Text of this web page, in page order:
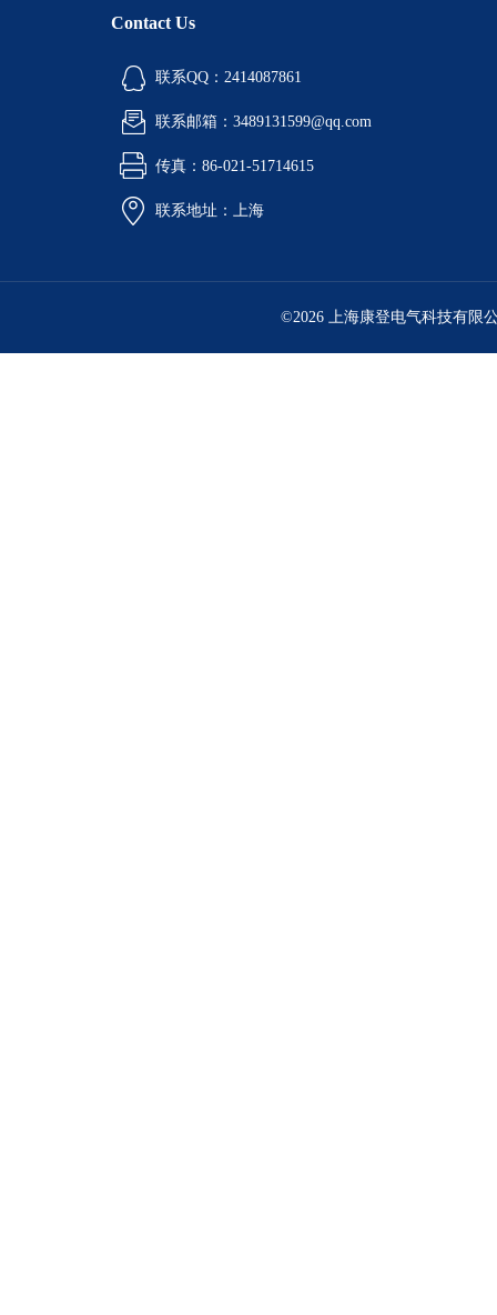
Contact Us
联系QQ：2414087861
联系邮箱：3489131599@qq.com
传真：86-021-51714615
联系地址：上海
©2026 上海康登电气科技有限